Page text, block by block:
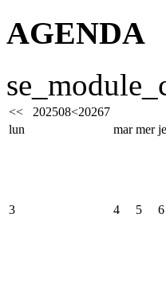
AGENDA
<< 202508<20267
lun
mar mer
3 4 5 6